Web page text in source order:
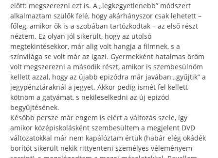
előtt: megszerezni ezt is. A „legkegyetlenebb” módszert
alkalmaztam szülők felé, hogy akárhányszor csak lehetett –
főleg, amikor ők is a szobában tartózkodtak – az első részt
néztem. Ez olyan jól sikerült, hogy az utolsó
megtekintésekkor, már alig volt hangja a filmnek, s a
színvilága se volt már az igazi. Gyermekként hatalmas öröm
volt megszerezni a második részt, amikor is szembesülnöm
kellett azzal, hogy az újabb epizódra már javában „gyűjtik” a
jegypénztáraknál a jegyet. Akkor pedig ismét fel kellett
kötnöm a gatyámat, s nekileselkedni az új epizód
begyűjtésének.
Később persze már engem is elért a változás szele, így
amikor középiskolásként szembesültem a megjelent DVD
változatokkal már nem kapálóztam értük (habár elég okádék
borítót sikerült nekik rittyenteni személyes véleményem